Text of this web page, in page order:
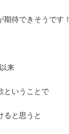
待できそうです！
来
ということで
ると思うと